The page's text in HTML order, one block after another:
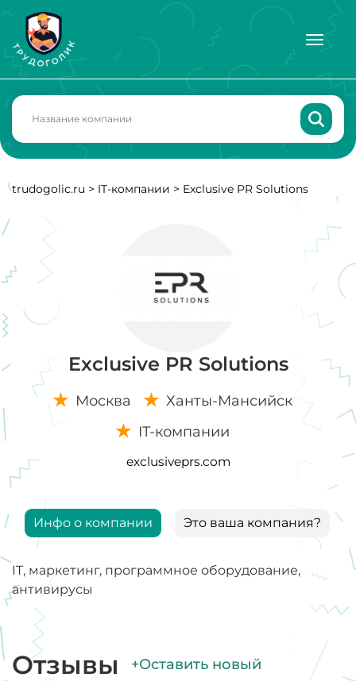
trudogolic.ru > IT-компании > Exclusive PR Solutions
Exclusive PR Solutions
Москва
Ханты-Мансийск
IT-компании
exclusiveprs.com
Инфо о компании Это ваша компания?
IT, маркетинг, программное оборудование,
антивирусы
Отзывы +Оставить новый